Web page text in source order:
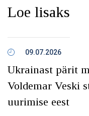
Loe lisaks
09.07.2026
Ukrainast pärit
Voldemar Veski
uurimise eest